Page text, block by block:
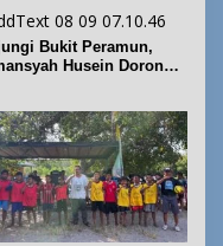
Bukit Peramun,
Husein Dorong